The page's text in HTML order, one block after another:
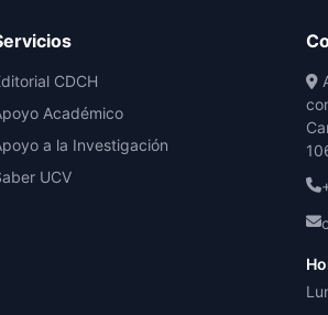
CDCH
Académico
a la Investigación
UCV